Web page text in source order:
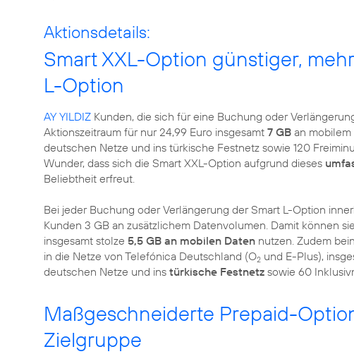
Aktionsdetails:
Smart XXL-Option günstiger,
L-Option
AY YILDIZ Kunden, die sich für eine Buchung oder
Aktionszeitraum für nur 24,99 Euro insgesamt 7 GB an
deutschen Netze und ins türkische Festnetz sowie 120
Wunder, dass sich die Smart XXL-Option aufgrund dieses
Beliebtheit erfreut.
Bei jeder Buchung oder Verlängerung der Smart L-Option
Kunden 3 GB an zusätzlichem Datenvolumen. Damit können
insgesamt stolze 5,5 GB an mobilen Daten nutzen. Zudem
in die Netze von Telefónica Deutschland (O2 und E-Plus),
deutschen Netze und ins türkische Festnetz sowie 60
Maßgeschneiderte Prepaid-
Zielgruppe